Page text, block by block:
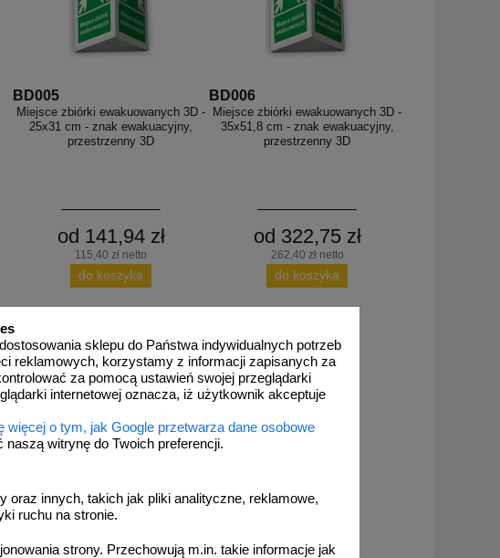
sklepu do Państwa indywidualnych potrzeb
reklamowych, korzystamy z informacji zapisanych za
za pomocą ustawień swojej przeglądarki
internetowej oznacza, iż użytkownik akceptuje
więcej o tym, jak Google przetwarza dane osobowe
witrynę do Twoich preferencji.
oraz innych, takich jak pliki analityczne, reklamowe,
ruchu na stronie.
strony. Przechowują m.in. takie informacje jak
BD005
Miejsce zbiórki ewakuowanych 3D -
25x31 cm - znak ewakuacyjny,
przestrzenny 3D
od 141,94 zł
115,40 zł netto
do koszyka
BD006
Miejsce zbiórki ewakuowanych 3D -
35x51,8 cm - znak ewakuacyjny,
przestrzenny 3D
od 322,75 zł
262,40 zł netto
do koszyka
Miejsce zbiórki po ewakuacji z
obiektu 3D - 35x51,8 cm - znak